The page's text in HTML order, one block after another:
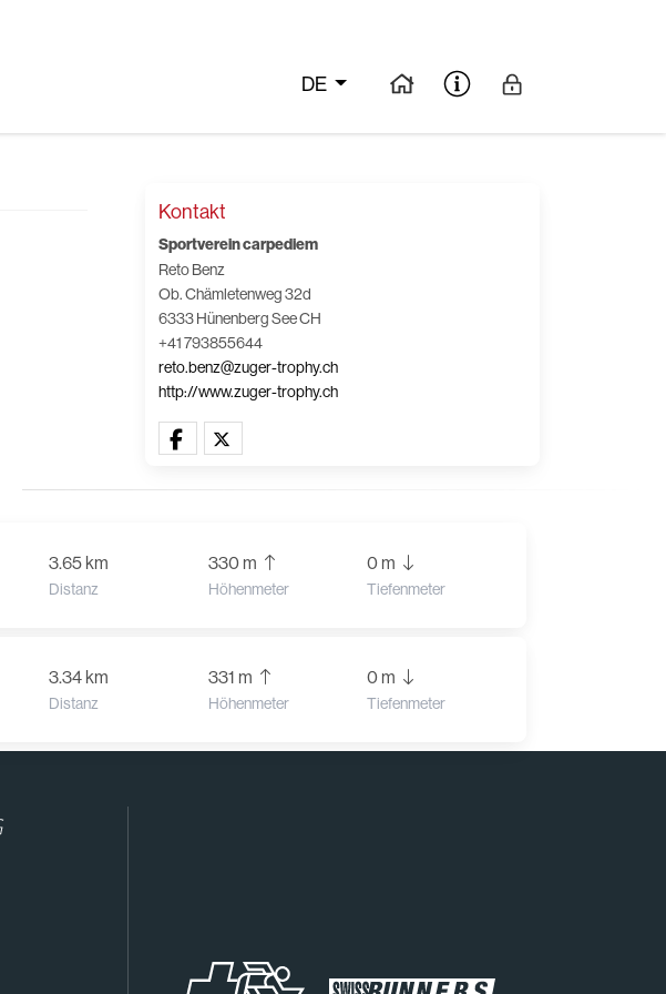
DE
Kontakt
Sportverein carpediem
Reto Benz
Ob. Chämletenweg 32d
6333 Hünenberg See CH
+41 793855644
reto.benz@zuger-trophy.ch
http://www.zuger-trophy.ch
3.65 km
Distanz
330 m
Höhenmeter
0 m
Tiefenmeter
3.34 km
Distanz
331 m
Höhenmeter
0 m
Tiefenmeter